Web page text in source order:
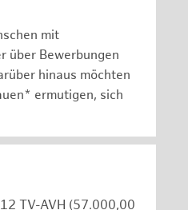
mit
über Bewerbungen
hinaus möchten
ermutigen, sich
TV-AVH (57.000,00